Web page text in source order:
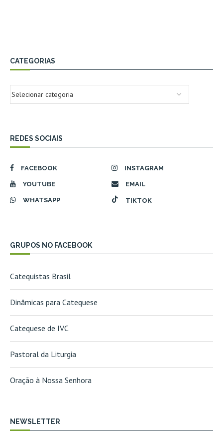
CATEGORIAS
REDES SOCIAIS
FACEBOOK INSTAGRAM
YOUTUBE EMAIL
WHATSAPP TIKTOK
GRUPOS NO FACEBOOK
Catequistas Brasil
Dinâmicas para Catequese
Catequese de IVC
Pastoral da Liturgia
Oração à Nossa Senhora
NEWSLETTER